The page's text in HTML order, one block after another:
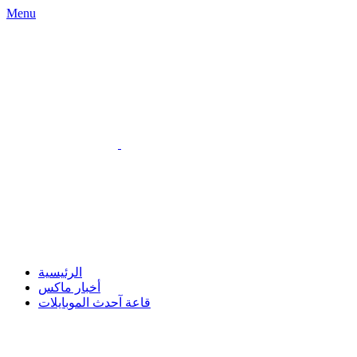
Menu
الرئيسية
أخبار ماكس
قاعة آحدث الموبايلات